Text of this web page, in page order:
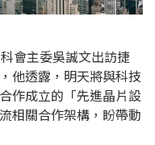
會主委吳誠文出訪捷
他透露，明天將與科技
作成立的「先進晶片設
相關合作架構，盼帶動